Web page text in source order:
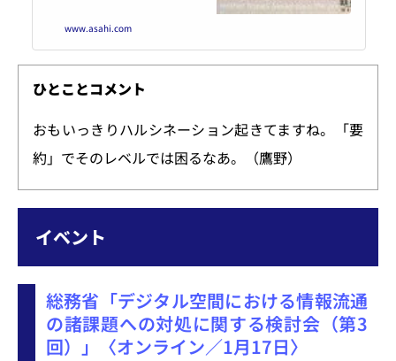
大な誤りがあったためで、英国
ジャーナリスト組合（NUJ）は
「ジャーナリズムに対す…
www.asahi.com
ひとことコメント
おもいっきりハルシネーション起きてますね。「要
約」でそのレベルでは困るなあ。（鷹野）
イベント
総務省「デジタル空間における情報流通
の諸課題への対処に関する検討会（第3
回）」〈オンライン／1月17日〉